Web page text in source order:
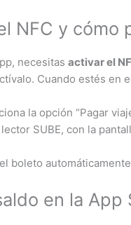
NFC y cómo
necesitasactivar el
Cuando estés en
la opción “Pagar
SUBE, con la
boleto
en la App